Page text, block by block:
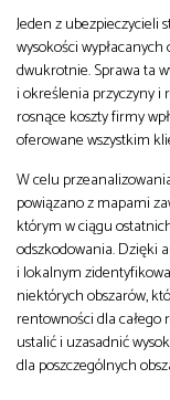
Jeden z ubezpieczycieli
wysokości wypłacanych
dwukrotnie. Sprawa ta
i określenia przyczyny i
rosnące koszty firmy
oferowane wszystkim
W celu
powiązano z mapami
którym w ciągu
odszkodowania. Dzięki
i lokalnym
niektórych obszarów,
rentowności dla
ustalić i uzasadnić
dla poszczególnych